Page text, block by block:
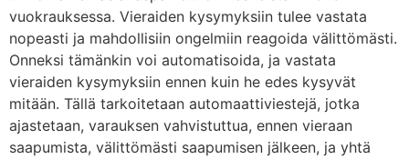
vuokrauksessa. Vieraiden kysymyksiin tulee vastata
nopeasti ja mahdollisiin ongelmiin reagoida välittömästi.
Onneksi tämänkin voi automatisoida, ja vastata
vieraiden kysymyksiin ennen kuin he edes kysyvät
mitään. Tällä tarkoitetaan automaattiviestejä, jotka
ajastetaan, varauksen vahvistuttua, ennen vieraan
saapumista, välittömästi saapumisen jälkeen, ja yhtä